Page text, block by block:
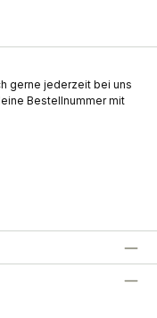
gerne jederzeit bei uns
Bestellnummer mit